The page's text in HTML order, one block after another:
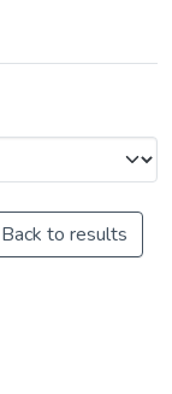
Back to results